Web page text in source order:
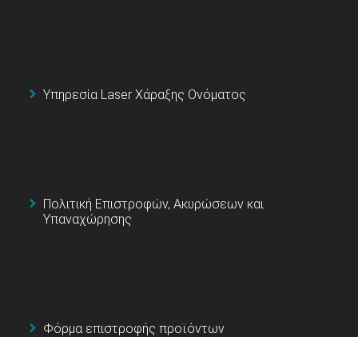
Υπηρεσία Laser Χάραξης Ονόματος
Πολιτική Επιστροφών, Ακυρώσεων και
Υπαναχώρησης
Φόρμα επιστροφής προϊόντων